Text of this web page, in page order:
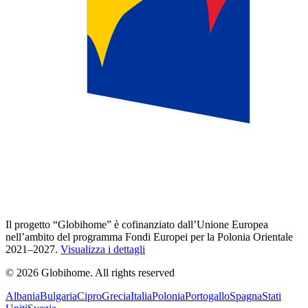
Il progetto “Globihome” è cofinanziato dall’Unione Europea
nell’ambito del programma Fondi Europei per la Polonia Orientale
2021–2027. Visualizza i dettagli
© 2026 Globihome. All rights reserved
AlbaniaBulgariaCiproGreciaItaliaPoloniaPortogalloSpagnaStati